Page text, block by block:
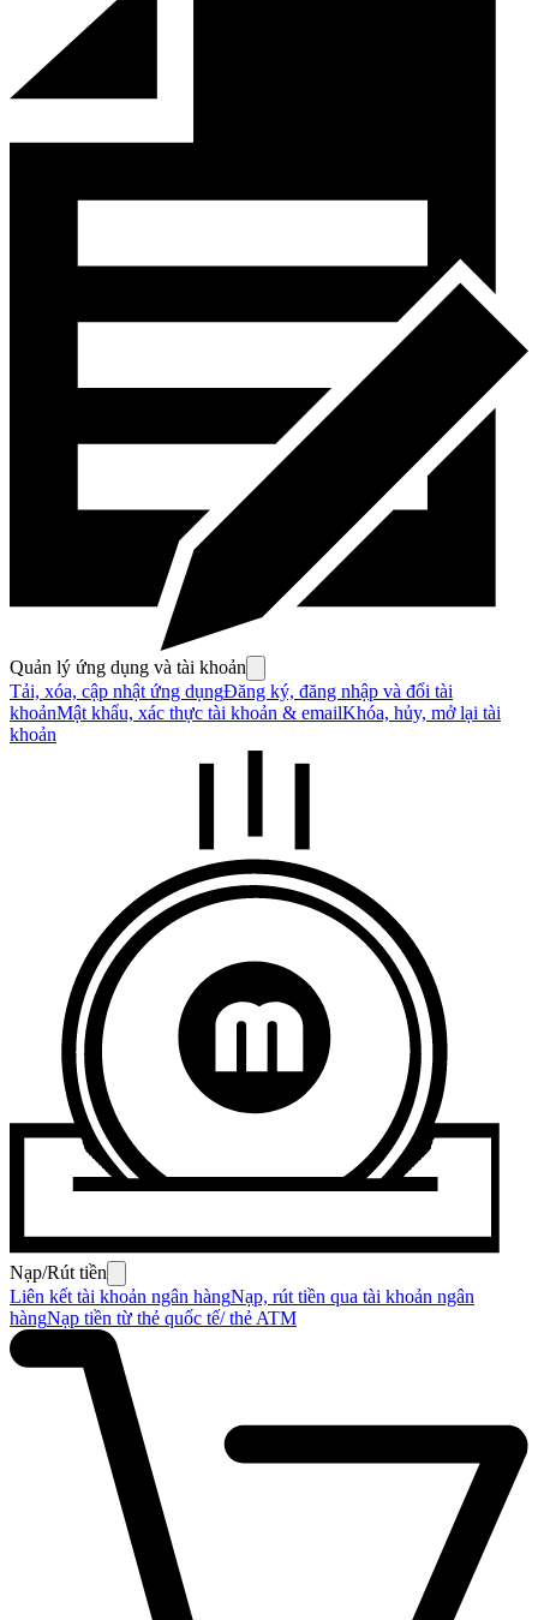
Quản lý ứng dụng và tài khoản
Tải, xóa, cập nhật ứng dụngĐăng ký, đăng nhập và đổi tài
khoảnMật khẩu, xác thực tài khoản & emailKhóa, hủy, mở lại tài
khoản
Nạp/Rút tiền
Liên kết tài khoản ngân hàngNạp, rút tiền qua tài khoản ngân
hàngNạp tiền từ thẻ quốc tế/ thẻ ATM